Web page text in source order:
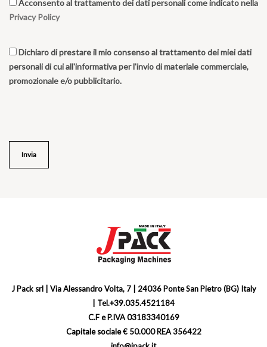
Acconsento al trattamento dei dati personali come indicato nella
Privacy Policy
Dichiaro di prestare il mio consenso al trattamento dei miei dati
personali di cui all'informativa per l'invio di materiale commerciale,
promozionale e/o pubblicitario.
J Pack srl | Via Alessandro Volta, 7 | 24036 Ponte San Pietro (BG) Italy
| Tel.+39.035.4521184
C.F e P.IVA 03183340169
Capitale sociale € 50.000 REA 356422